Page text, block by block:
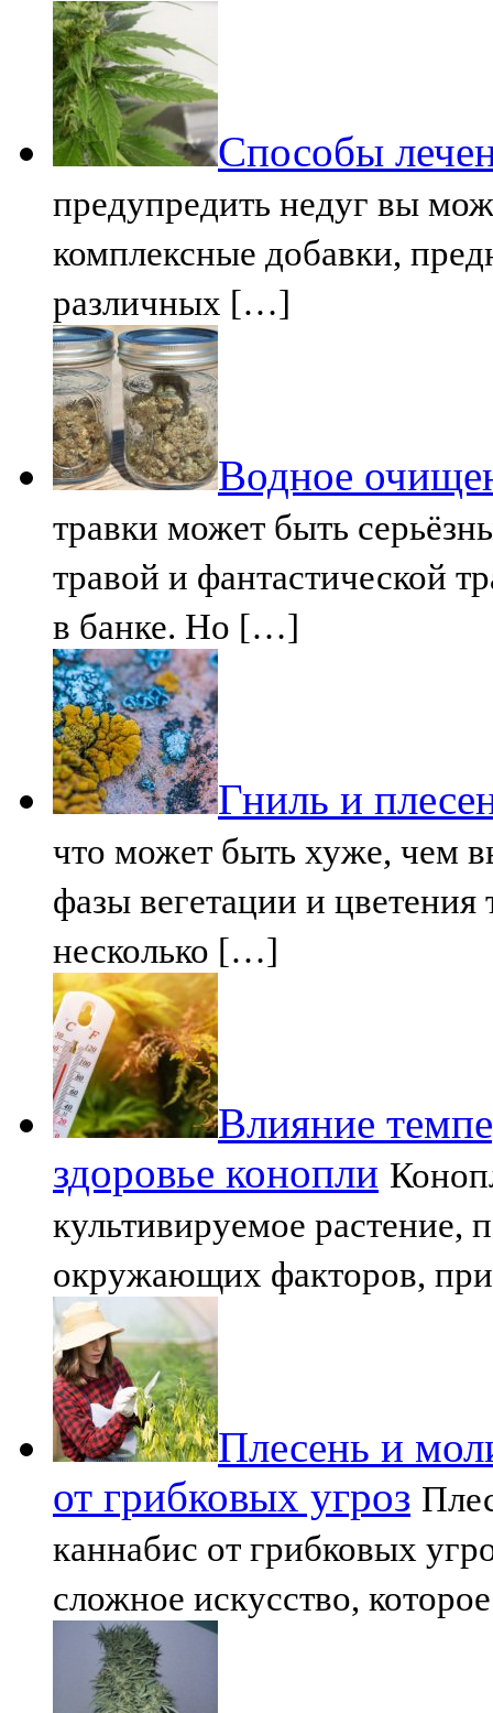
Способы
предупредить недуг вы
комплексные добавки,
различных […]
Водное
травки может быть
травой и фантастической
в банке. Но […]
Гниль и
что может быть хуже, чем
фазы вегетации и цветения
несколько […]
Влияние
здоровье конопли
культивируемое
окружающих факторов,
Плесень и
от грибковых угроз
каннабис от грибковых
сложное искусство,